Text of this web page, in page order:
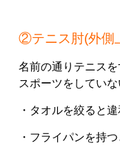
②テニス肘(外側
名前の通りテニス
スポーツをしてい
・タオルを絞ると
・フライパンを持